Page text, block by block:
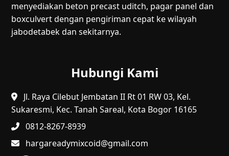
menyediakan beton precast uditch, pagar panel dan
boxculvert dengan pengiriman cepat ke wilayah
jabodetabek dan sekitarnya.
Hubungi Kami
Jl. Raya Cilebut Jembatan II Rt 01 RW 03, Kel.
Sukaresmi, Kec. Tanah Sareal, Kota Bogor 16165
0812-8267-8939
hargareadymixcoid@gmail.com